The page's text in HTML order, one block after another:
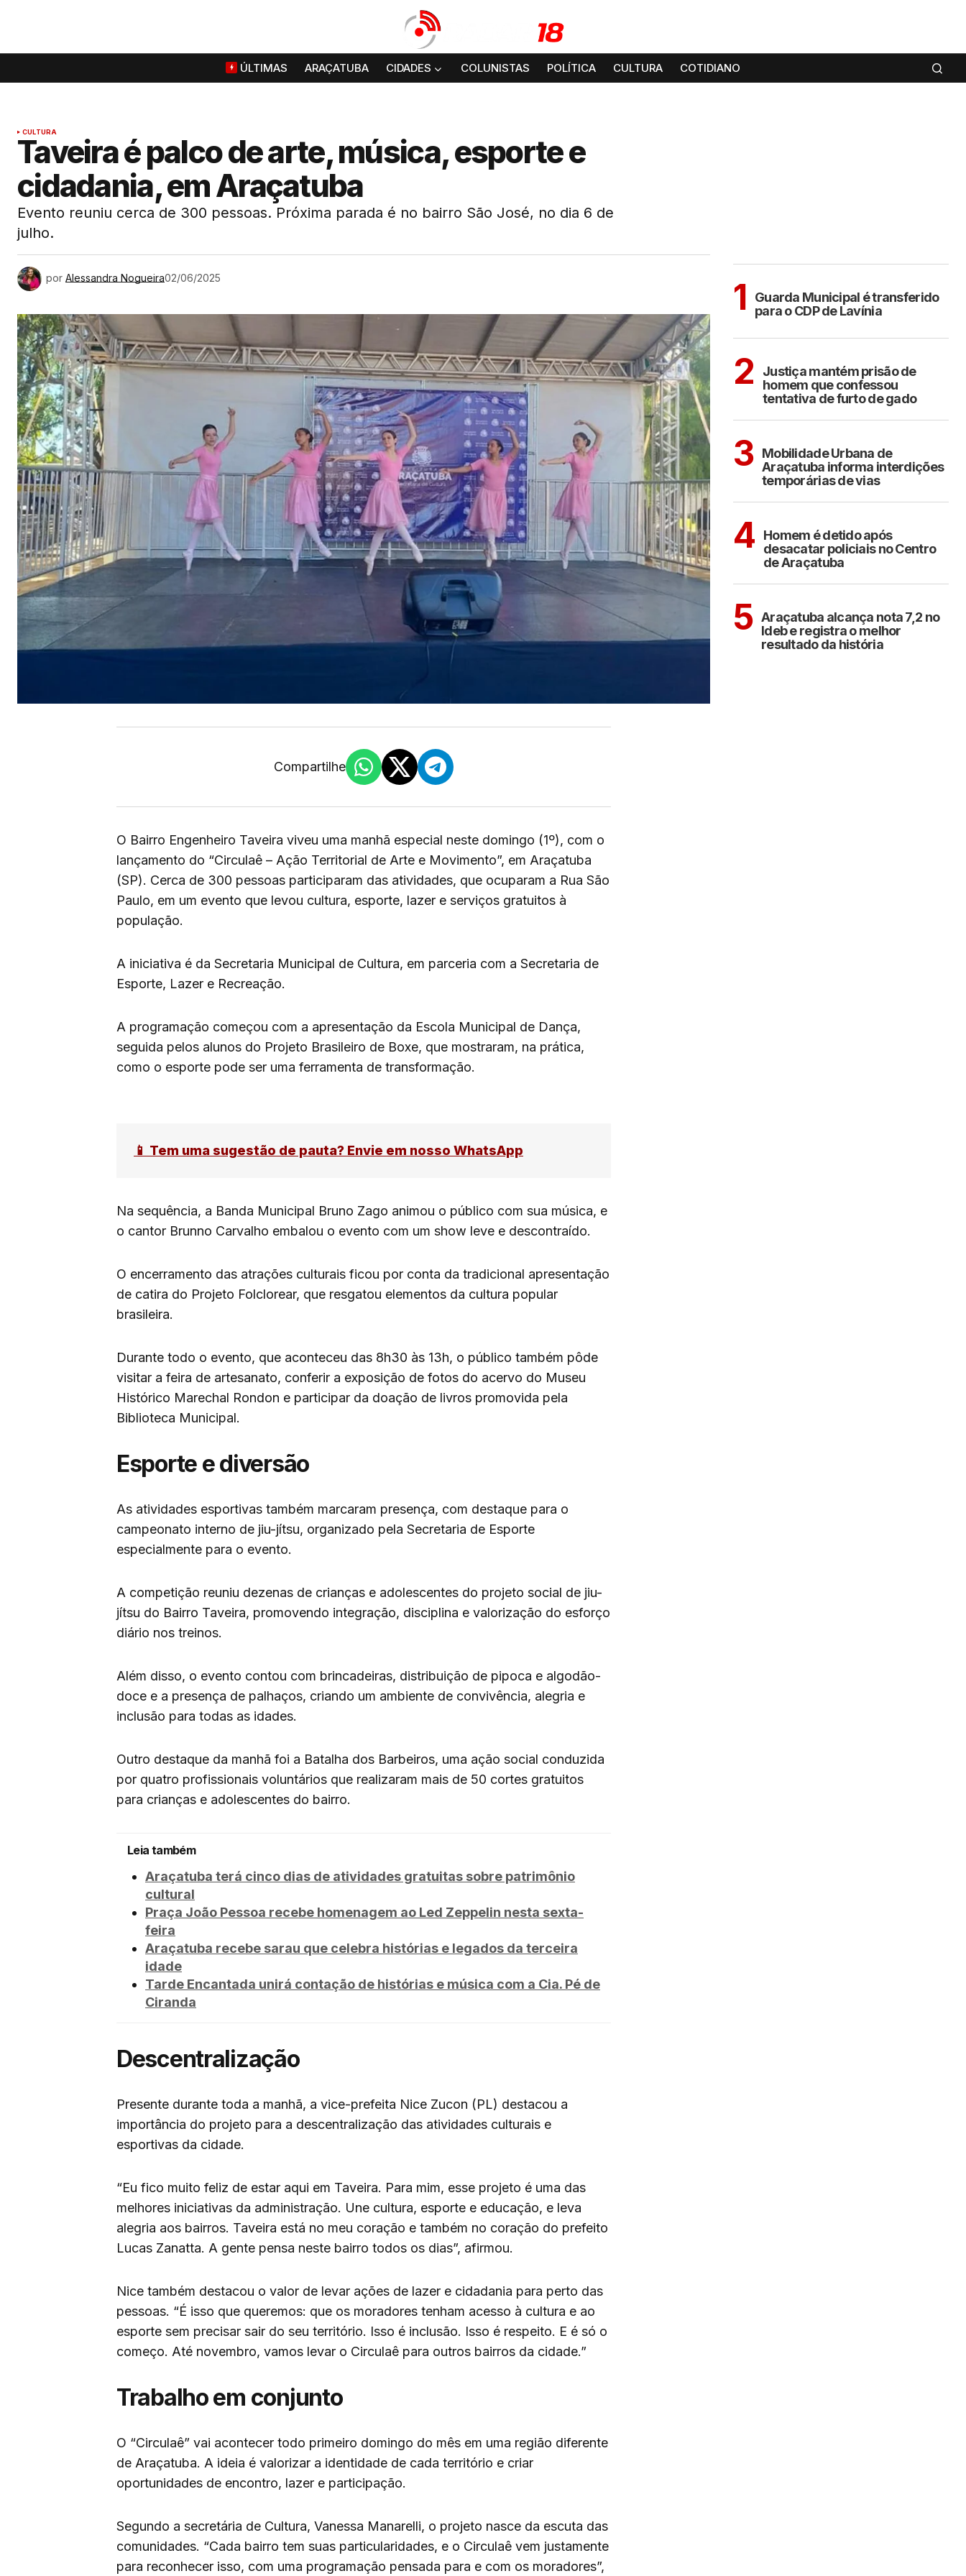
ÚLTIMAS ARAÇATUBA CIDADES COLUNISTAS POLÍTICA CULTURA COTIDIANO
CULTURA
Taveira é palco de arte, música, esporte e
cidadania, em Araçatuba
Evento reuniu cerca de 300 pessoas. Próxima parada é no bairro São José, no dia 6 de
julho.
por Alessandra Nogueira02/06/2025
Compartilhe
O Bairro Engenheiro Taveira viveu uma manhã especial neste domingo (1º), com o
lançamento do “Circulaê – Ação Territorial de Arte e Movimento”, em Araçatuba
(SP). Cerca de 300 pessoas participaram das atividades, que ocuparam a Rua São
Paulo, em um evento que levou cultura, esporte, lazer e serviços gratuitos à
população.
A iniciativa é da Secretaria Municipal de Cultura, em parceria com a Secretaria de
Esporte, Lazer e Recreação.
A programação começou com a apresentação da Escola Municipal de Dança,
seguida pelos alunos do Projeto Brasileiro de Boxe, que mostraram, na prática,
como o esporte pode ser uma ferramenta de transformação.
📱 Tem uma sugestão de pauta? Envie em nosso WhatsApp
Na sequência, a Banda Municipal Bruno Zago animou o público com sua música, e
o cantor Brunno Carvalho embalou o evento com um show leve e descontraído.
O encerramento das atrações culturais ficou por conta da tradicional apresentação
de catira do Projeto Folclorear, que resgatou elementos da cultura popular
brasileira.
Durante todo o evento, que aconteceu das 8h30 às 13h, o público também pôde
visitar a feira de artesanato, conferir a exposição de fotos do acervo do Museu
Histórico Marechal Rondon e participar da doação de livros promovida pela
Biblioteca Municipal.
Esporte e diversão
As atividades esportivas também marcaram presença, com destaque para o
campeonato interno de jiu-jítsu, organizado pela Secretaria de Esporte
especialmente para o evento.
A competição reuniu dezenas de crianças e adolescentes do projeto social de jiu-
jítsu do Bairro Taveira, promovendo integração, disciplina e valorização do esforço
diário nos treinos.
Além disso, o evento contou com brincadeiras, distribuição de pipoca e algodão-
doce e a presença de palhaços, criando um ambiente de convivência, alegria e
inclusão para todas as idades.
Outro destaque da manhã foi a Batalha dos Barbeiros, uma ação social conduzida
por quatro profissionais voluntários que realizaram mais de 50 cortes gratuitos
para crianças e adolescentes do bairro.
Leia também
Araçatuba terá cinco dias de atividades gratuitas sobre patrimônio
cultural
Praça João Pessoa recebe homenagem ao Led Zeppelin nesta sexta-
feira
Araçatuba recebe sarau que celebra histórias e legados da terceira
idade
Tarde Encantada unirá contação de histórias e música com a Cia. Pé de
Ciranda
Descentralização
Presente durante toda a manhã, a vice-prefeita Nice Zucon (PL) destacou a
importância do projeto para a descentralização das atividades culturais e
esportivas da cidade.
“Eu fico muito feliz de estar aqui em Taveira. Para mim, esse projeto é uma das
melhores iniciativas da administração. Une cultura, esporte e educação, e leva
alegria aos bairros. Taveira está no meu coração e também no coração do prefeito
Lucas Zanatta. A gente pensa neste bairro todos os dias”, afirmou.
Nice também destacou o valor de levar ações de lazer e cidadania para perto das
pessoas. “É isso que queremos: que os moradores tenham acesso à cultura e ao
esporte sem precisar sair do seu território. Isso é inclusão. Isso é respeito. E é só o
começo. Até novembro, vamos levar o Circulaê para outros bairros da cidade.”
Trabalho em conjunto
O “Circulaê” vai acontecer todo primeiro domingo do mês em uma região diferente
de Araçatuba. A ideia é valorizar a identidade de cada território e criar
oportunidades de encontro, lazer e participação.
Segundo a secretária de Cultura, Vanessa Manarelli, o projeto nasce da escuta das
comunidades. “Cada bairro tem suas particularidades, e o Circulaê vem justamente
para reconhecer isso, com uma programação pensada para e com os moradores”,
1
Guarda Municipal é transferido
para o CDP de Lavínia
2
Justiça mantém prisão de
homem que confessou
tentativa de furto de gado
3 Mobilidade Urbana de
Araçatuba informa interdições
temporárias de vias
4
Homem é detido após
desacatar policiais no Centro
de Araçatuba
5 Araçatuba alcança nota 7,2 no
Ideb e registra o melhor
resultado da história